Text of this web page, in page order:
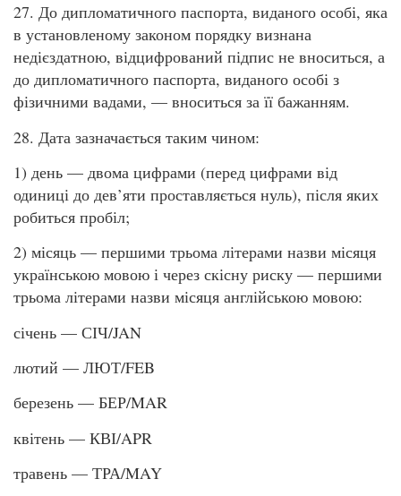
27. До дипломатичного паспорта, виданого особі, яка
в установленому законом порядку визнана
недієздатною, відцифрований підпис не вноситься, а
до дипломатичного паспорта, виданого особі з
фізичними вадами, — вноситься за її бажанням.
28. Дата зазначається таким чином:
1) день — двома цифрами (перед цифрами від
одиниці до дев’яти проставляється нуль), після яких
робиться пробіл;
2) місяць — першими трьома літерами назви місяця
українською мовою і через скісну риску — першими
трьома літерами назви місяця англійською мовою:
січень — СІЧ/JAN
лютий — ЛЮТ/FEB
березень — БЕР/MAR
квітень — КВІ/APR
травень — ТРА/MAY